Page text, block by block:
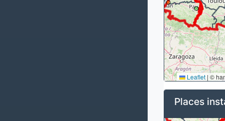
Leaflet | ©
Places